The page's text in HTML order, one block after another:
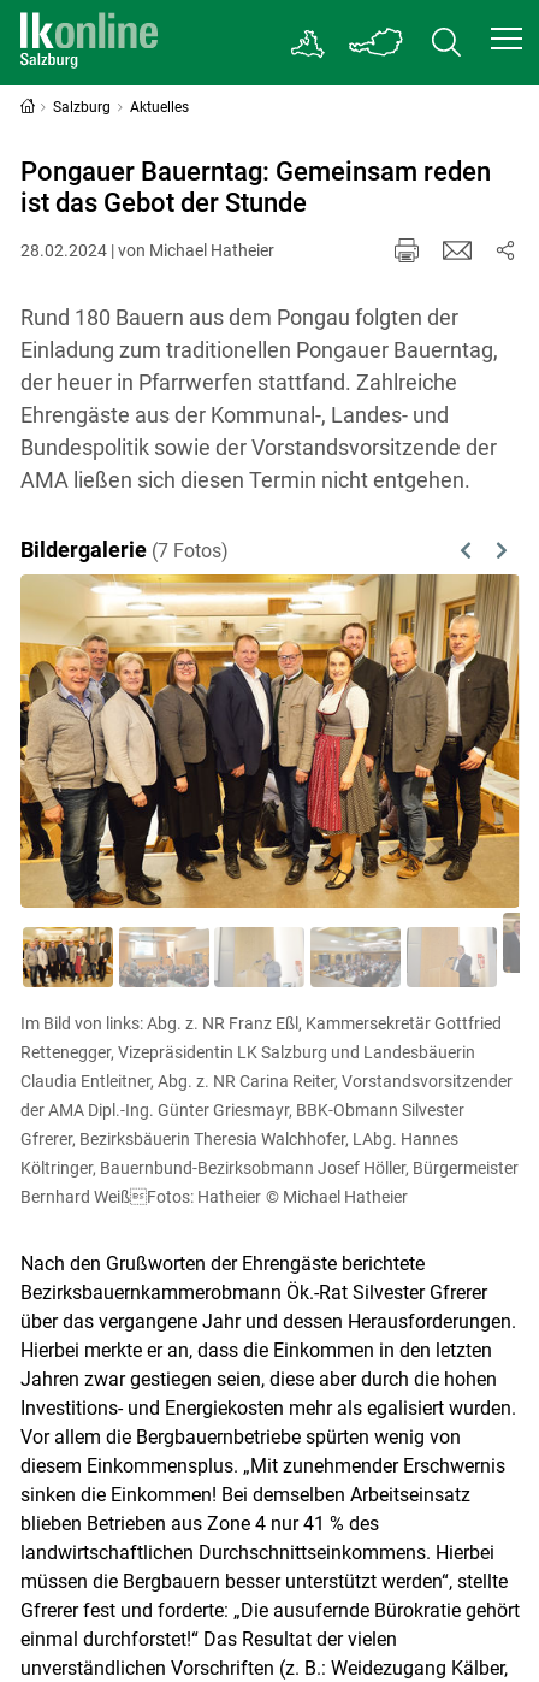
Skip to main content
Salzburg Aktuelles
Pongauer Bauerntag: Gemeinsam reden
ist das Gebot der Stunde
28.02.2024 | von Michael Hatheier
Rund 180 Bauern aus dem Pongau folgten der
Einladung zum traditionellen Pongauer Bauerntag,
der heuer in Pfarrwerfen stattfand. Zahlreiche
Ehrengäste aus der Kommunal-, Landes- und
Bundespolitik sowie der Vorstandsvorsitzende der
AMA ließen sich diesen Termin nicht entgehen.
Bildergalerie (7 Fotos) Previous
Next
Im Bild von links: Abg. z. NR Franz Eßl, Kammersekretär Gottfried
Rettenegger, Vizepräsidentin LK Salzburg und Landesbäuerin
Claudia Entleitner, Abg. z. NR Carina Reiter, Vorstandsvorsitzender
der AMA Dipl.-Ing. Günter Griesmayr, BBK-Obmann Silvester
Gfrerer, Bezirksbäuerin Theresia Walchhofer, LAbg. Hannes
Költringer, Bauernbund-Bezirksobmann Josef Höller, Bürgermeister
Bernhard WeißFotos: Hatheier © Michael Hatheier
Nach den Grußworten der Ehrengäste berichtete
Bezirksbauernkammerobmann Ök.-Rat Silvester Gfrerer
über das vergangene Jahr und dessen Herausforderungen.
Hierbei merkte er an, dass die Einkommen in den letzten
Jahren zwar gestiegen seien, diese aber durch die hohen
Investitions- und Energiekosten mehr als egalisiert wurden.
Vor allem die Bergbauernbetriebe spürten wenig von
diesem Einkommensplus. „Mit zunehmender Erschwernis
sinken die Einkommen! Bei demselben Arbeitseinsatz
blieben Betrieben aus Zone 4 nur 41 % des
landwirtschaftlichen Durchschnittseinkommens. Hierbei
müssen die Bergbauern besser unterstützt werden“, stellte
Gfrerer fest und forderte: „Die ausufernde Bürokratie gehört
einmal durchforstet!“ Das Resultat der vielen
unverständlichen Vorschriften (z. B.: Weidezugang Kälber,